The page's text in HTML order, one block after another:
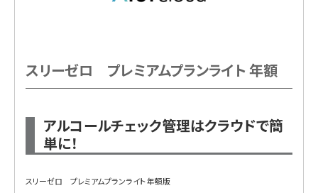
スリーゼロ プレミアムプランライト 年額
アルコールチェック管理はクラウドで簡
単に！
スリーゼロ プレミアムプランライト 年額版